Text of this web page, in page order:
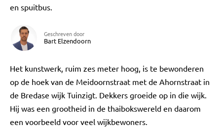
en spuitbus.
Geschreven door
Bart Elzendoorn
Het kunstwerk, ruim zes meter hoog, is te bewonderen
op de hoek van de Meidoornstraat met de Ahornstraat in
de Bredase wijk Tuinzigt. Dekkers groeide op in die wijk.
Hij was een grootheid in de thaibokswereld en daarom
een voorbeeld voor veel wijkbewoners.